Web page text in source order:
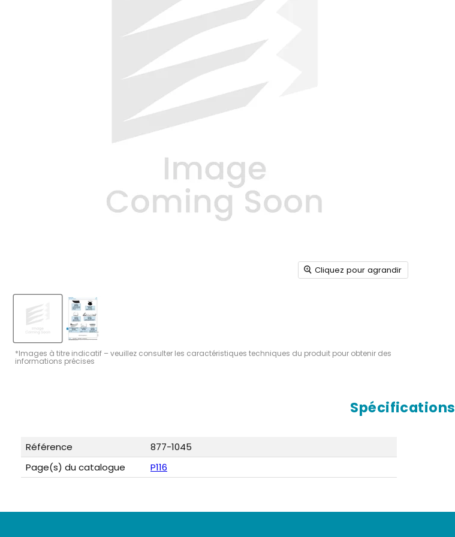
Cliquez pour agrandir
*Images à titre indicatif – veuillez consulter les caractéristiques techniques du produit pour obtenir des
informations précises
Spécifications
Référence
877-1045
Page(s) du catalogue
P116